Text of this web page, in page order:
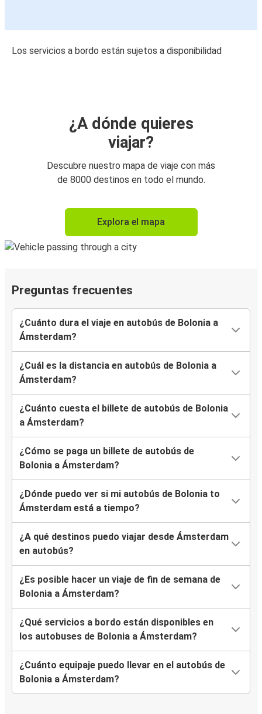
Los servicios a bordo están sujetos a disponibilidad
¿A dónde quieres
viajar?
Descubre nuestro mapa de viaje con más
de 8000 destinos en todo el mundo.
Explora el mapa
Preguntas frecuentes
¿Cuánto dura el viaje en autobús de Bolonia a
Ámsterdam?
¿Cuál es la distancia en autobús de Bolonia a
Ámsterdam?
¿Cuánto cuesta el billete de autobús de Bolonia
a Ámsterdam?
¿Cómo se paga un billete de autobús de
Bolonia a Ámsterdam?
¿Dónde puedo ver si mi autobús de Bolonia to
Ámsterdam está a tiempo?
¿A qué destinos puedo viajar desde Ámsterdam
en autobús?
¿Es posible hacer un viaje de fin de semana de
Bolonia a Ámsterdam?
¿Qué servicios a bordo están disponibles en
los autobuses de Bolonia a Ámsterdam?
¿Cuánto equipaje puedo llevar en el autobús de
Bolonia a Ámsterdam?